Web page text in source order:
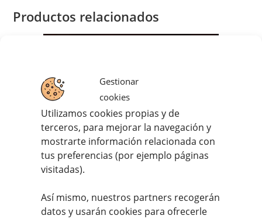
Gestionar
cookies
Utilizamos cookies propias y de
terceros, para mejorar la navegación y
mostrarte información relacionada con
tus preferencias (por ejemplo páginas
visitadas).
Así mismo, nuestros partners recogerán
datos y usarán cookies para ofrecerle
Productos relacionados